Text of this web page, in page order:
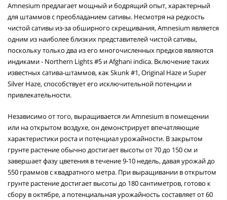
Amnesium предлагает мощный и бодрящий опыт, характерный
для штаммов с преобладанием сативы. Несмотря на редкость
чистой сативы из-за обширного скрещивания, Amnesium является
одним из наиболее близких представителей чистой сативы,
поскольку только два из его многочисленных предков являются
индиками - Northern Lights #5 и Afghani indica. Включение таких
известных сатива-штаммов, как Skunk #1, Original Haze и Super
Silver Haze, способствует его исключительной потенции и
привлекательности.
Независимо от того, выращивается ли Amnesium в помещении
или на открытом воздухе, он демонстрирует впечатляющие
характеристики роста и потенциал урожайности. В закрытом
грунте растение обычно достигает высоты от 70 до 150 см и
завершает фазу цветения в течение 9-10 недель, давая урожай до
550 граммов с квадратного метра. При выращивании в открытом
грунте растение достигает высоты до 180 сантиметров, готово к
сбору в октябре, а потенциальная урожайность составляет от 60